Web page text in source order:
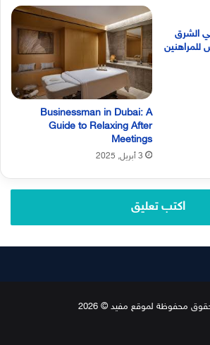
في الشرق
Businessman in Dubai: A
Guide to Relaxing After
Meetings
3 أبريل, 2025
اكتب تعليق
محفوظة لموقع مفيد © 2026